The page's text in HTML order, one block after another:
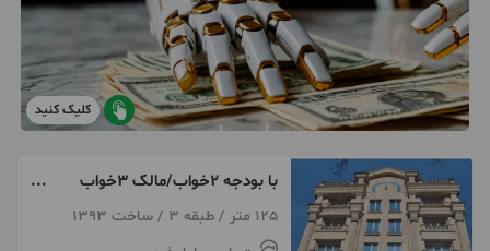
کلیک کنید
با بودجه 2خواب/مالک 3خواب
شوید/فوری
125 متر / طبقه 3 / ساخت 1393